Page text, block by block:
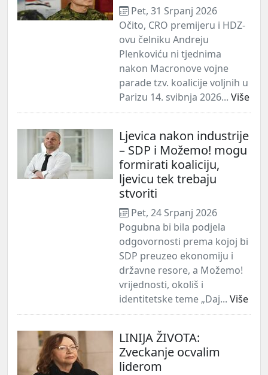
Pet, 31 Srpanj 2026
Očito, CRO premijeru i HDZ-
ovu čelniku Andreju
Plenkoviću ni tjednima
nakon Macronove vojne
parade tzv. koalicije voljnih u
Parizu 14. svibnja 2026... Više
Ljevica nakon industrije
– SDP i Možemo! mogu
formirati koaliciju,
ljevicu tek trebaju
stvoriti
Pet, 24 Srpanj 2026
Pogubna bi bila podjela
odgovornosti prema kojoj bi
SDP preuzeo ekonomiju i
državne resore, a Možemo!
vrijednosti, okoliš i
identitetske teme „Daj... Više
LINIJA ŽIVOTA:
Zveckanje ocvalim
liderom